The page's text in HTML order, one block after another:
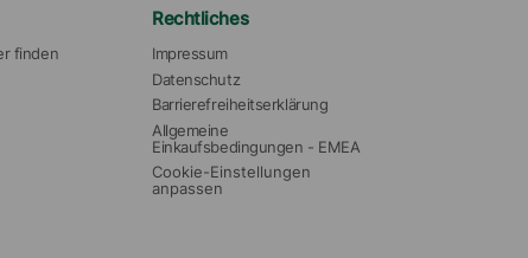
finden
Rechtliches
Impressum
Datenschutz
Barrierefreiheitserklärung
Allgemeine
Einkaufsbedingungen - EMEA
Cookie-Einstellungen
anpassen